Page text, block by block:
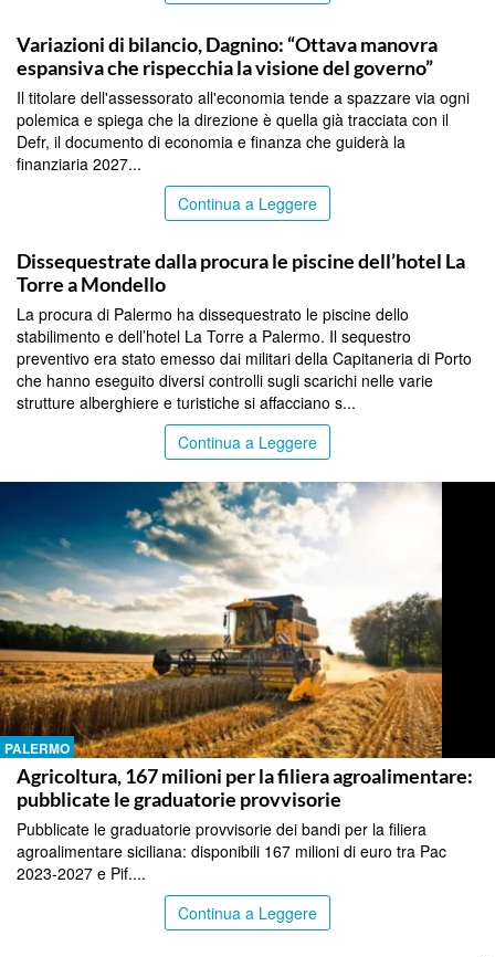
Variazioni di bilancio, Dagnino: “Ottava manovra
espansiva che rispecchia la visione del governo”
Il titolare dell'assessorato all'economia tende a spazzare via ogni
polemica e spiega che la direzione è quella già tracciata con il
Defr, il documento di economia e finanza che guiderà la
finanziaria 2027...
Continua a Leggere
Dissequestrate dalla procura le piscine dell’hotel La
Torre a Mondello
La procura di Palermo ha dissequestrato le piscine dello
stabilimento e dell’hotel La Torre a Palermo. Il sequestro
preventivo era stato emesso dai militari della Capitaneria di Porto
che hanno eseguito diversi controlli sugli scarichi nelle varie
strutture alberghiere e turistiche si affacciano s...
Continua a Leggere
PALERMO
Agricoltura, 167 milioni per la filiera agroalimentare:
pubblicate le graduatorie provvisorie
Pubblicate le graduatorie provvisorie dei bandi per la filiera
agroalimentare siciliana: disponibili 167 milioni di euro tra Pac
2023-2027 e Pif....
Continua a Leggere